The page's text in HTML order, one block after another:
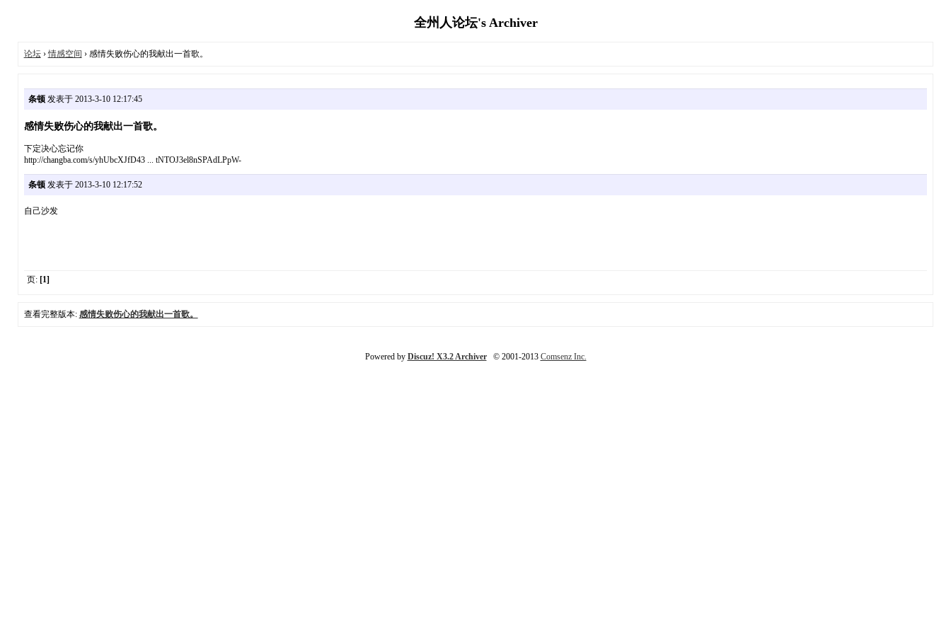
全州人论坛's Archiver
论坛›情感空间 › 感情失败伤心的我献出一首歌。
条顿发表于 2013-3-10 12:17:45
感情失败伤心的我献出一首歌。
下定决心忘记你
http://changba.com/s/yhUbcXJfD43 ... tNTOJ3el8nSPAdLPpW-
条顿发表于 2013-3-10 12:17:52
自己沙发
页: [1]
查看完整版本: 感情失败伤心的我献出一首歌。
Powered by Discuz! X3.2 Archiver© 2001-2013 Comsenz Inc.